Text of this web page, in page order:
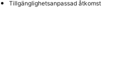
Tillgänglighetsanpassad åtkomst